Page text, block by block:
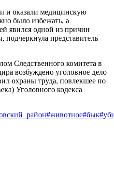
и оказали медицинскую
было избежать, а
явился одной из причин
представитель
Следственного комитета в
возбуждено уголовное дело
охраны труда, повлекшее по
Уголовного кодекса
#животное#бык